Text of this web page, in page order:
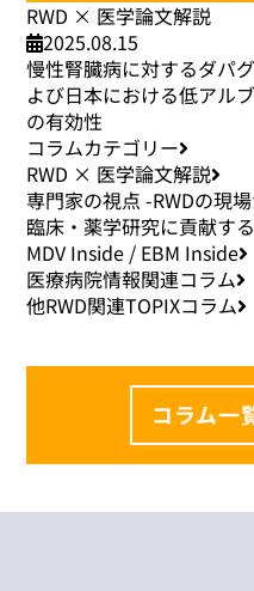
コラムカテゴリー
RWD × 医学論文解説
専門家の視点 -RWDの現
臨床・薬学研究に貢献す
MDV Inside / EBM Inside
医療病院情報関連コラム
他RWD関連TOPIXコラム
RWD × 医学論文解説
2025.08.15
慢性腎臓病に対するダパ
よび日本における低アル
の有効性
コラム一